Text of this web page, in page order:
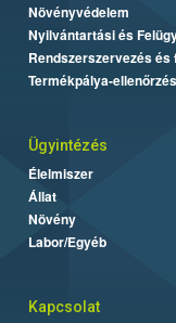
Növényvédelem
Nyilvántartási és
Rendszerszervezés és
Termékpálya-ellenőrzés
Ügyintézés
Élelmiszer
Állat
Növény
Labor/Egyéb
Kapcsolat